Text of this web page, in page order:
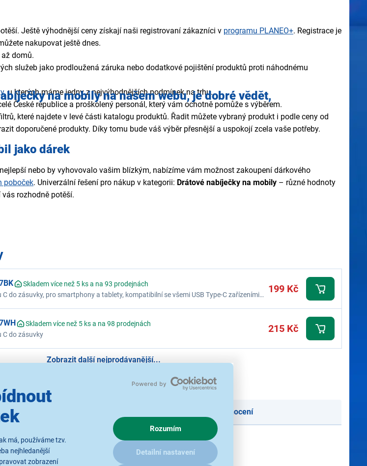
má, používáme tzv.
nejhledanější
zobrazení
Rozumím
Detailní nastavení
Ještě výhodnější ceny získají naši registrovaní zákazníci v programu PLANEO+. Registrace je
nakupovat ještě dnes.
domů.
služeb jako prodloužená záruka nebo dodatkové pojištění produktů proti náhodnému
, u kterých máme jedny z nejvýhodnějších podmínek na trhu.
České republice a proškolený personál, který vám ochotně pomůže s výběrem.
na mobily na našem webu,je dobré vědět,
které najdete v levé části katalogu produktů. Řadit můžete vybraný produkt i podle ceny od
doporučené produkty. Díky tomu bude váš výběr přesnější a uspokojí zcela vaše potřeby.
jako dárek
nebo by vyhovovalo vašim blízkým, nabízíme vám možnost zakoupení dárkového
poboček. Univerzální řešení pro nákup v kategorii: Drátové nabíječky na mobily – různé hodnoty
rozhodně potěší.
Skladem více než 5 ks a na 93 prodejnách
C do zásuvky, pro smartphony a tablety, kompatibilní se všemi USB Type-C zařízeními,
199 Kč
Skladem více než 5 ks a na 98 prodejnách
C do zásuvky
215 Kč
Zobrazit další nejprodávanější...
Podle hodnocení